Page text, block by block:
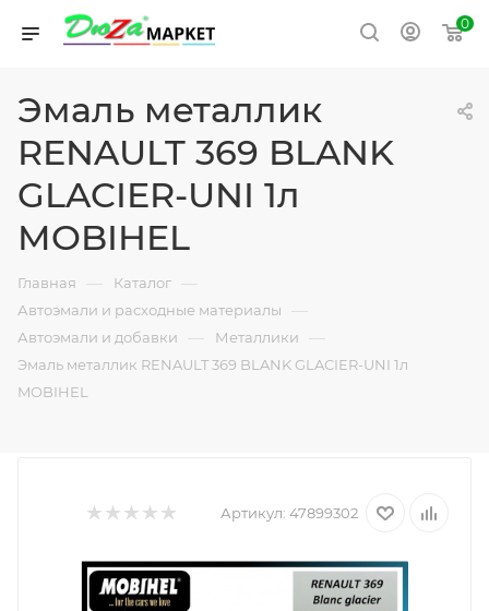
0
Эмаль металлик
RENAULT 369 BLANK
GLACIER-UNI 1л
MOBIHEL
Главная — Каталог —
Автоэмали и расходные материалы —
Автоэмали и добавки — Металлики —
Эмаль металлик RENAULT 369 BLANK GLACIER-UNI 1л
MOBIHEL
Артикул: 47899302